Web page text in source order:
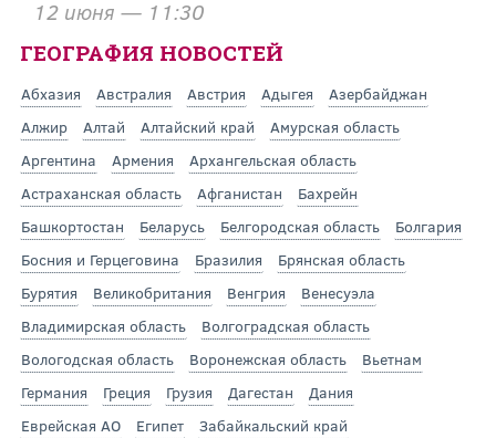
12 июня — 11:30
ГЕОГРАФИЯ НОВОСТЕЙ
Абхазия Австралия Австрия Адыгея
Азербайджан
Алжир
Алтай Алтайский край
Амурская область
Аргентина
Армения
Архангельская область
Астраханская область
Афганистан
Бахрейн
Башкортостан
Беларусь Белгородская область
Болгария
Босния и Герцеговина
Бразилия
Брянская область
Бурятия
Великобритания Венгрия
Венесуэла
Владимирская область
Волгоградская область
Вологодская область
Воронежская область
Вьетнам
Германия
Греция Грузия Дагестан
Дания
Еврейская АО
Египет
Забайкальский край